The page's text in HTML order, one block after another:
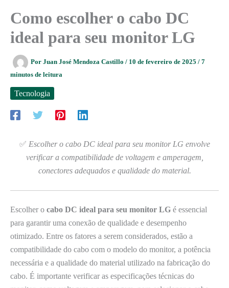
Como escolher o cabo DC
ideal para seu monitor LG
Por Juan José Mendoza Castillo / 10 de fevereiro de 2025 / 7
minutos de leitura
Tecnologia
✅ Escolher o cabo DC ideal para seu monitor LG envolve
verificar a compatibilidade de voltagem e amperagem,
conectores adequados e qualidade do material.
Escolher o cabo DC ideal para seu monitor LG é essencial
para garantir uma conexão de qualidade e desempenho
otimizado. Entre os fatores a serem considerados, estão a
compatibilidade do cabo com o modelo do monitor, a potência
necessária e a qualidade do material utilizado na fabricação do
cabo. É importante verificar as especificações técnicas do